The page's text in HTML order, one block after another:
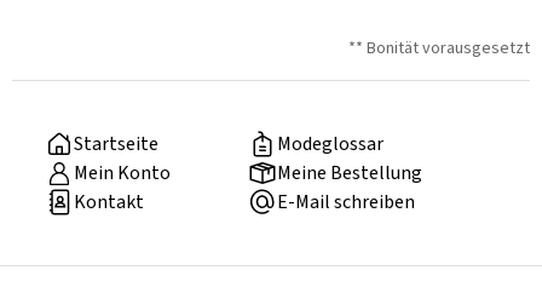
** Bonität vorausgesetzt
Startseite
Modeglossar
Mein Konto
Meine Bestellung
Kontakt
E-Mail schreiben